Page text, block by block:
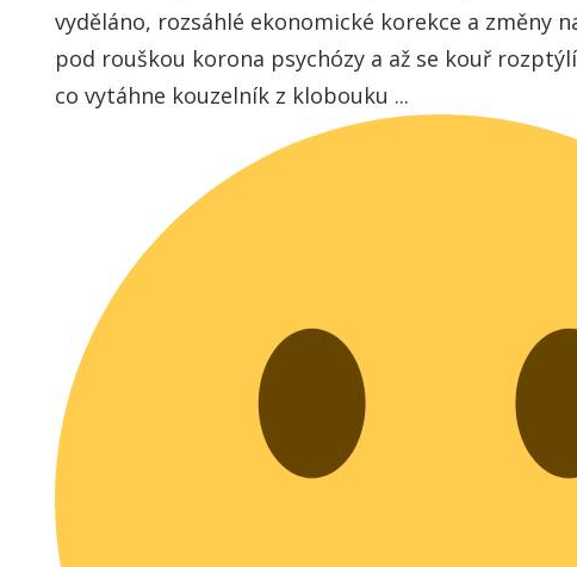
vyděláno, rozsáhlé ekonomické korekce a změny
pod rouškou korona psychózy a až se kouř
co vytáhne kouzelník z klobouku ...